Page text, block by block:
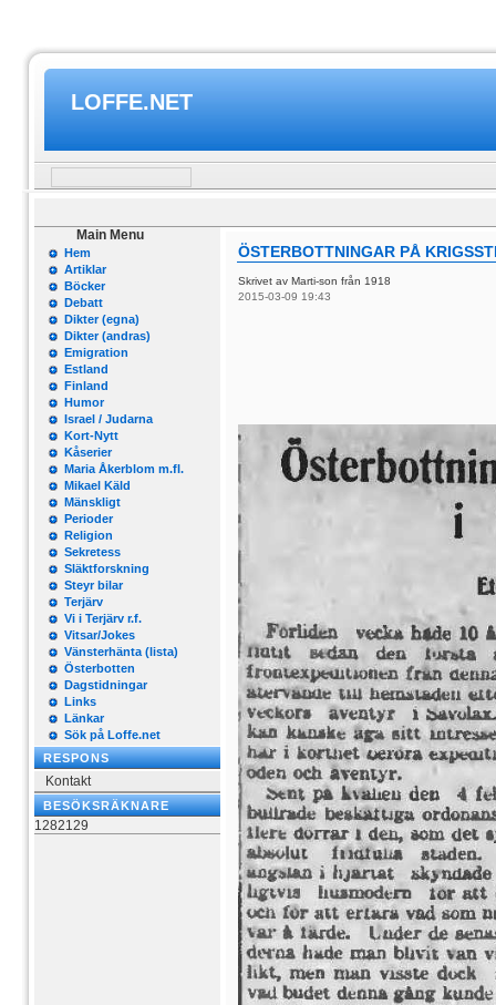
LOFFE.NET
Main Menu
Hem
Artiklar
Böcker
Debatt
Dikter (egna)
Dikter (andras)
Emigration
Estland
Finland
Humor
Israel / Judarna
Kort-Nytt
Kåserier
Maria Åkerblom m.fl.
Mikael Käld
Mänskligt
Perioder
Religion
Sekretess
Släktforskning
Steyr bilar
Terjärv
Vi i Terjärv r.f.
Vitsar/Jokes
Vänsterhänta (lista)
Österbotten
Dagstidningar
Links
Länkar
Sök på Loffe.net
RESPONS
Kontakt
BESÖKSRÄKNARE
1282129
ÖSTERBOTTNINGAR PÅ
Skrivet av Marti-son från 1918
2015-03-09 19:43